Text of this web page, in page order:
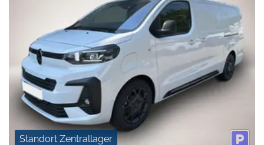
Standort Zentrallager